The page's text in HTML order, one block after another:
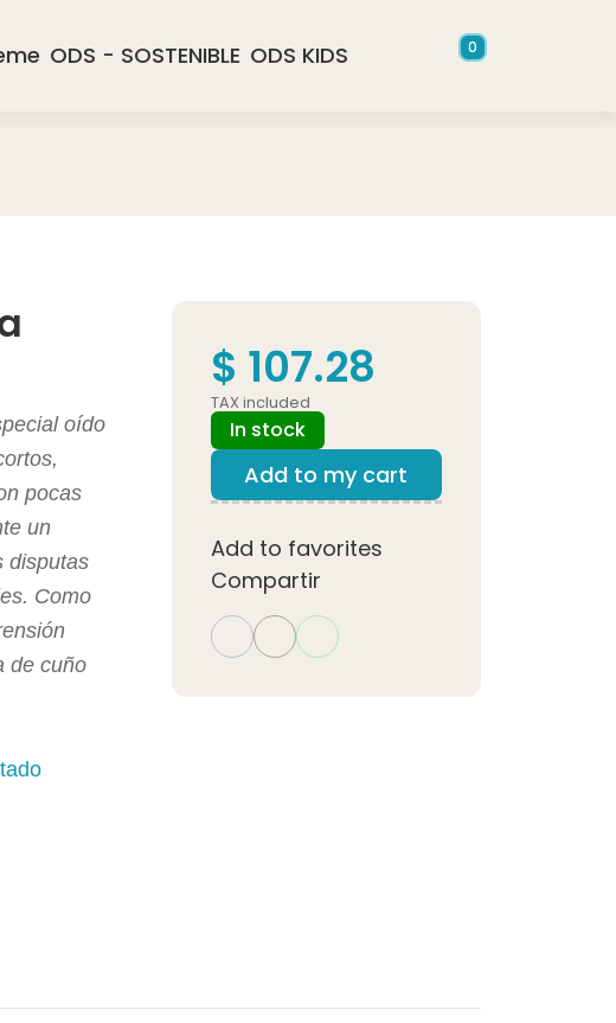
ODS - SOSTENIBLE ODS KIDS 0
oído
pocas
un
disputas
Como
de cuño
$ 107.28
TAX included
In stock
Add to my cart
Add to favorites
Compartir